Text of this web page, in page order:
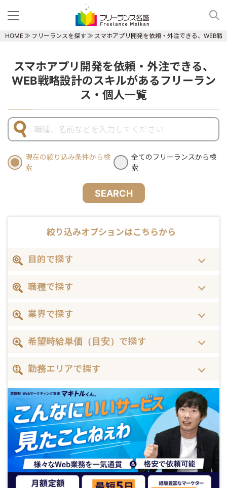
HOME フリーランスを探す スマホアプリ開発を依頼・外注できる、WEB
スマホアプリ開発を依頼・外注できる、
WEB戦略設計のスキルがあるフリーラン
ス・個人一覧
現在の絞り込み条件から検
索
全てのフリーランスから検
索
SEARCH
絞り込みオプションはこちらから
目的で探す
職種で探す
業界で探す
希望時給単価（目安）で探す
勤務エリアで探す